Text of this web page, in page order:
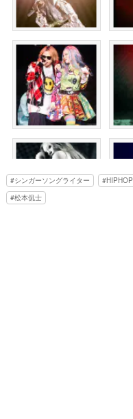
シンガーソングライター HIPHOP
松本侃士